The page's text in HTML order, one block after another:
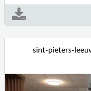
sint-pieters-